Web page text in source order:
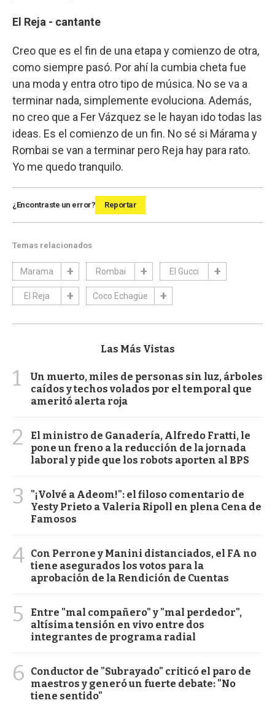
El Reja - cantante
Creo que es el fin de una etapa y comienzo de otra,
como siempre pasó. Por ahí la cumbia cheta fue
una moda y entra otro tipo de música. No se va a
terminar nada, simplemente evoluciona. Además,
no creo que a Fer Vázquez se le hayan ido todas las
ideas. Es el comienzo de un fin. No sé si Márama y
Rombai se van a terminar pero Reja hay para rato.
Yo me quedo tranquilo.
¿Encontraste un error? Reportar
Temas relacionados
Marama Rombai El Gucci
El Reja Coco Echagüe
Las Más Vistas
1
Un muerto, miles de personas sin luz, árboles
caídos y techos volados por el temporal que
ameritó alerta roja
2
El ministro de Ganadería, Alfredo Fratti, le
pone un freno a la reducción de la jornada
laboral y pide que los robots aporten al BPS
3
"¡Volvé a Adeom!": el filoso comentario de
Yesty Prieto a Valeria Ripoll en plena Cena de
Famosos
4 Con Perrone y Manini distanciados, el FA no
tiene asegurados los votos para la
aprobación de la Rendición de Cuentas
5
Entre "mal compañero" y "mal perdedor",
altísima tensión en vivo entre dos
integrantes de programa radial
6
Conductor de "Subrayado" criticó el paro de
maestros y generó un fuerte debate: "No
tiene sentido"